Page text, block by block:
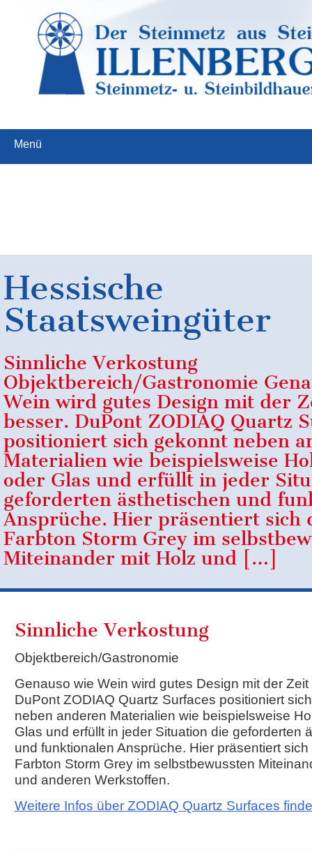
Menü
Hessische
Staatsweingüter
Sinnliche Verkostung
Objektbereich/Gastronomie
Wein wird gutes Design mit der
besser. DuPont ZODIAQ Quartz
positioniert sich gekonnt neben
Materialien wie beispielsweise
oder Glas und erfüllt in jeder
geforderten ästhetischen und
Ansprüche. Hier präsentiert sich
Farbton Storm Grey im
Miteinander mit Holz und […]
Sinnliche Verkostung
Objektbereich/Gastronomie
Genauso wie Wein wird gutes Design mit der
DuPont ZODIAQ Quartz Surfaces positioniert
neben anderen Materialien wie beispielsweise
Glas und erfüllt in jeder Situation die geforderten
und funktionalen Ansprüche. Hier präsentiert
Farbton Storm Grey im selbstbewussten
und anderen Werkstoffen.
Weitere Infos über ZODIAQ Quartz Surfaces